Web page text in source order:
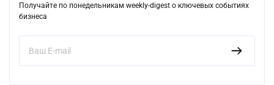
Получайте по понедельникам weekly-digest о ключевых событиях
бизнеса